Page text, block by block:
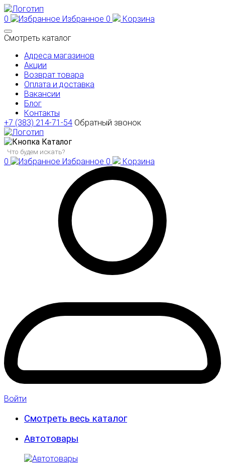
0 Избранное 0
Корзина
Смотреть каталог
Адреса магазинов
Акции
Возврат товара
Оплата и доставка
Вакансии
Блог
Контакты
+7 (383) 214-71-54 Обратный звонок
Каталог
0 Избранное 0 Корзина
Войти
Смотреть весь каталог
Автотовары